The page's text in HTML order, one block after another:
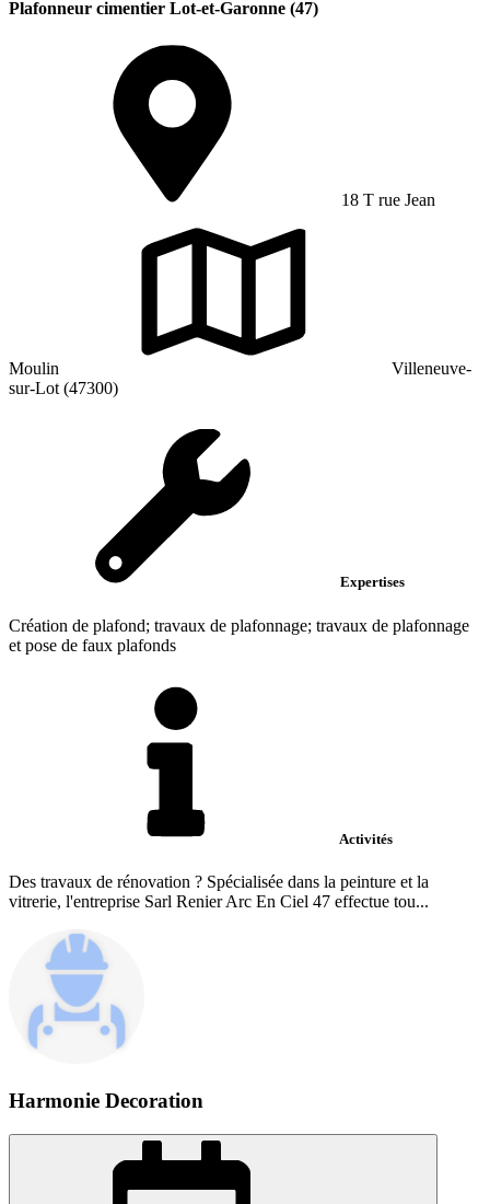
Plafonneur cimentier Lot-et-Garonne (47)
18 T rue Jean
Moulin
Villeneuve-
sur-Lot (47300)
Expertises
Création de plafond; travaux de plafonnage; travaux de plafonnage
et pose de faux plafonds
Activités
Des travaux de rénovation ? Spécialisée dans la peinture et la
vitrerie, l'entreprise Sarl Renier Arc En Ciel 47 effectue tou...
Harmonie Decoration